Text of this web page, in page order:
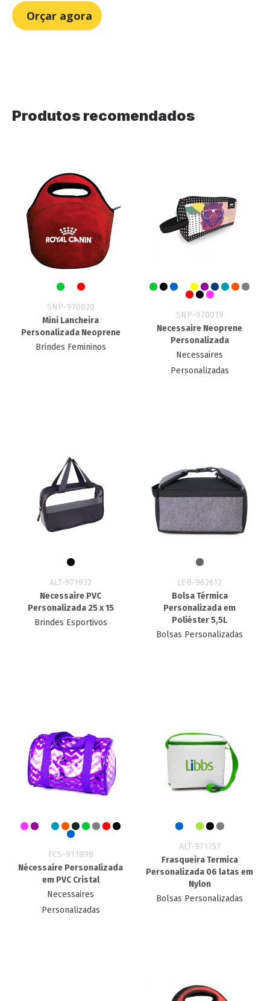
Orçar agora
Produtos recomendados
SNP-970020
Mini Lancheira
Personalizada Neoprene
Brindes Femininos
SNP-970019
Necessaire Neoprene
Personalizada
Necessaires
Personalizadas
ALT-971932
Necessaire PVC
Personalizada 25 x 15
Brindes Esportivos
LEB-962612
Bolsa Térmica
Personalizada em
Poliéster 5,5L
Bolsas Personalizadas
FCS-911898
Nécessaire Personalizada
em PVC Cristal
Necessaires
Personalizadas
ALT-971757
Frasqueira Termica
Personalizada 06 latas em
Nylon
Bolsas Personalizadas